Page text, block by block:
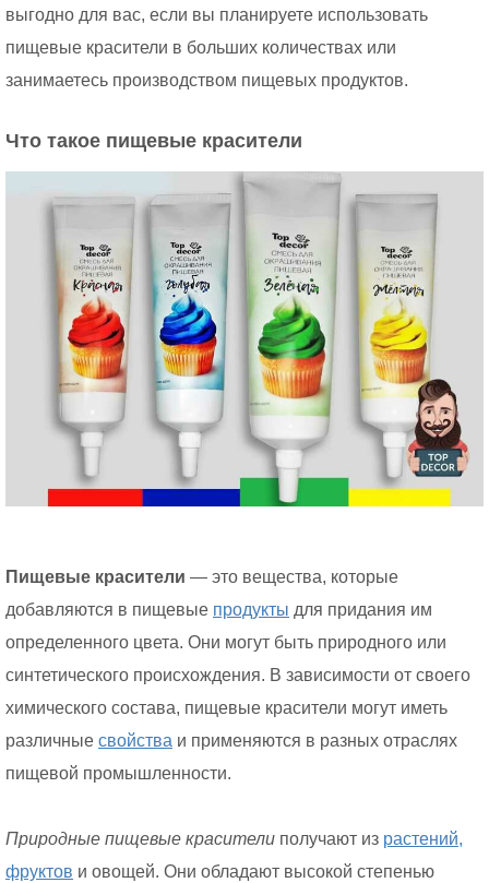
выгодно для вас, если вы планируете использовать
пищевые красители в больших количествах или
занимаетесь производством пищевых продуктов.
Что такое пищевые красители
Пищевые красители — это вещества, которые
добавляются в пищевые продукты для придания им
определенного цвета. Они могут быть природного или
синтетического происхождения. В зависимости от своего
химического состава, пищевые красители могут иметь
различные свойства и применяются в разных отраслях
пищевой промышленности.
Природные пищевые красители получают из растений,
фруктов и овощей. Они обладают высокой степенью